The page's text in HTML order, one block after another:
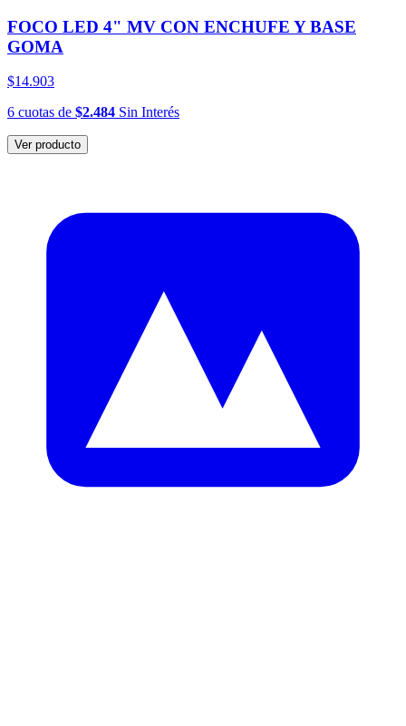
FOCO LED 4" MV CON ENCHUFE Y BASE
GOMA
$14.903
6 cuotas de $2.484 Sin Interés
Ver producto